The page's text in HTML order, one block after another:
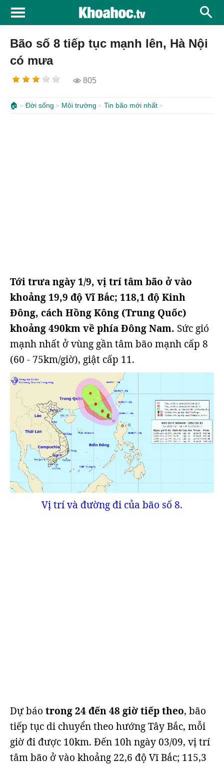
Bão số 8 tiếp tục mạnh lên, Hà Nội
có mưa
805
🏠 Đời sống Môi trường Tin bão mới nhất
Tới trưa ngày 1/9, vị trí tâm bão ở vào
khoảng 19,9 độ Vĩ Bắc; 118,1 độ Kinh
Đông, cách Hồng Kông (Trung Quốc)
khoảng 490km về phía Đông Nam. Sức gió
mạnh nhất ở vùng gần tâm bão mạnh cấp 8
(60 - 75km/giờ), giật cấp 11.
Vị trí và đường đi của bão số 8.
Dự báo trong 24 đến 48 giờ tiếp theo, bão
tiếp tục di chuyển theo hướng Tây Bắc, mỗi
giờ đi được 10km. Đến 10h ngày 03/09, vị trí
tâm bão ở vào khoảng 22,6 độ Vĩ Bắc; 115,3